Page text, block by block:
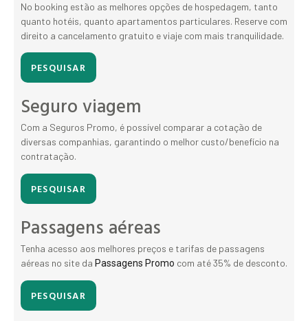
No booking estão as melhores opções de hospedagem, tanto
quanto hotéis, quanto apartamentos particulares. Reserve com
direito a cancelamento gratuito e viaje com mais tranquilidade.
PESQUISAR
Seguro viagem
Com a Seguros Promo, é possível comparar a cotação de
diversas companhias, garantindo o melhor custo/benefício na
contratação.
PESQUISAR
Passagens aéreas
Tenha acesso aos melhores preços e tarifas de passagens
aéreas no site da Passagens Promo com até 35% de desconto.
PESQUISAR